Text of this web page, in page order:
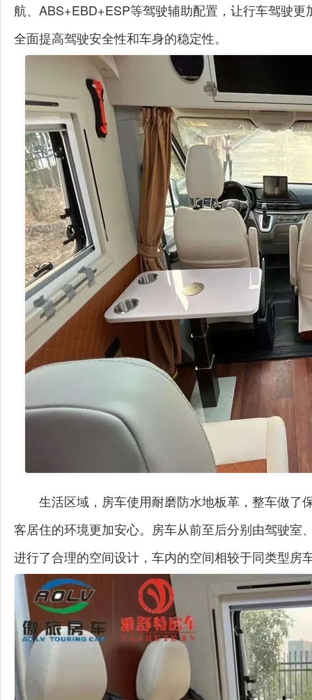
航、ABS+EBD+ESP等驾驶辅助配置，让行车驾驶
全面提高驾驶安全性和车身的稳定性。
生活区域，房车使用耐磨防水地板革，整车做了
客居住的环境更加安心。房车从前至后分别由驾驶
进行了合理的空间设计，车内的空间相较于同类型